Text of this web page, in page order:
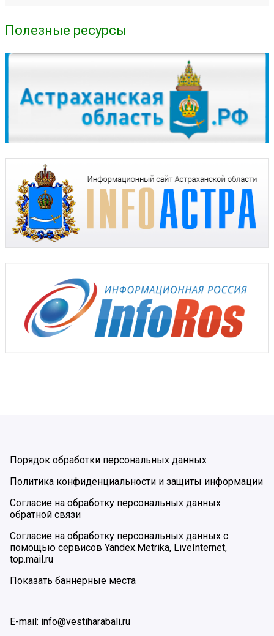
Полезные ресурсы
Порядок обработки персональных данных
Политика конфиденциальности и защиты информации
Согласие на обработку персональных данных
обратной связи
Согласие на обработку персональных данных с
помощью сервисов Yandex.Metrika, LiveInternet,
top.mail.ru
Показать баннерные места
E-mail: info@vestiharabali.ru